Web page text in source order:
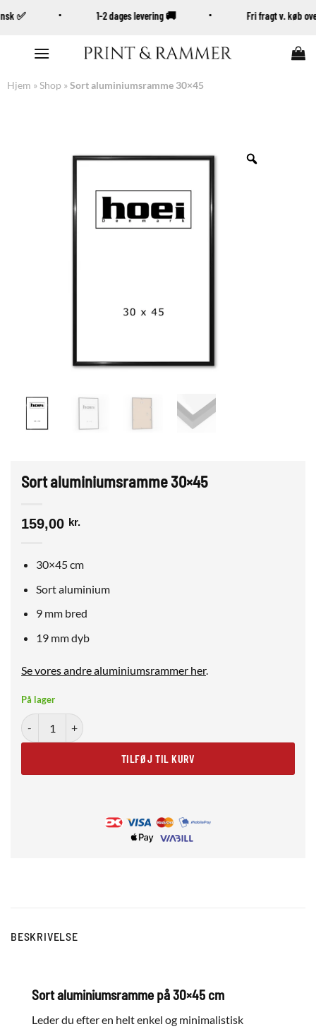
✅ 1-2 dages levering 🚚 Fri fragt v. køb
indhold
Hjem »Shop »Sort aluminiumsramme 30×45
Sort aluminiumsramme 30×45
159,00 kr.
30×45 cm
Sort aluminium
9 mm bred
19 mm dyb
Se vores andre aluminiumsrammer her.
På lager
Sort aluminiumsramme 30x45 antal
TILFØJ TIL KURV
BESKRIVELSE
Sort aluminiumsramme på 30×45 cm
Leder du efter en helt enkel og minimalistisk